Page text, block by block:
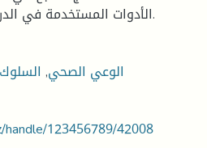
 الأدوات المستخدمة في الدراسة : إستمارة الاستبيان.
الوعي الصحي,
123456789/42008